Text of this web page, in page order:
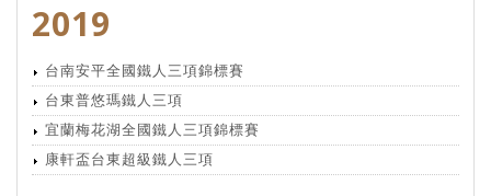
2019
台南安平全國鐵人三項錦標賽
台東普悠瑪鐵人三項
宜蘭梅花湖全國鐵人三項錦標賽
康軒盃台東超級鐵人三項